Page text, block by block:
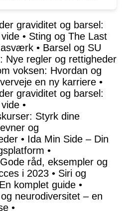
graviditet og barsel:
• Sting og The Last
• Barsel og SU
Nye regler og rettigheder
voksen: Hvordan og
en ny karriere •
graviditet og barsel:
•
Styrk dine
og
• Ida Min Side – Din
•
råd, eksempler og
i 2023 • Siri og
komplet guide •
neurodiversitet – en
•